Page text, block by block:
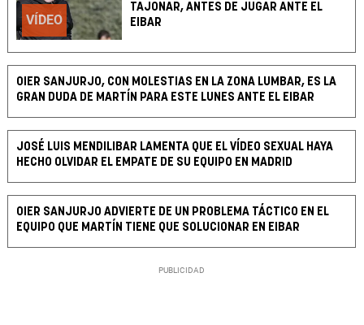
VÍDEO
TAJONAR, ANTES DE JUGAR ANTE EL
EIBAR
OIER SANJURJO, CON MOLESTIAS EN LA ZONA LUMBAR, ES LA
GRAN DUDA DE MARTÍN PARA ESTE LUNES ANTE EL EIBAR
JOSÉ LUIS MENDILIBAR LAMENTA QUE EL VÍDEO SEXUAL HAYA
HECHO OLVIDAR EL EMPATE DE SU EQUIPO EN MADRID
OIER SANJURJO ADVIERTE DE UN PROBLEMA TÁCTICO EN EL
EQUIPO QUE MARTÍN TIENE QUE SOLUCIONAR EN EIBAR